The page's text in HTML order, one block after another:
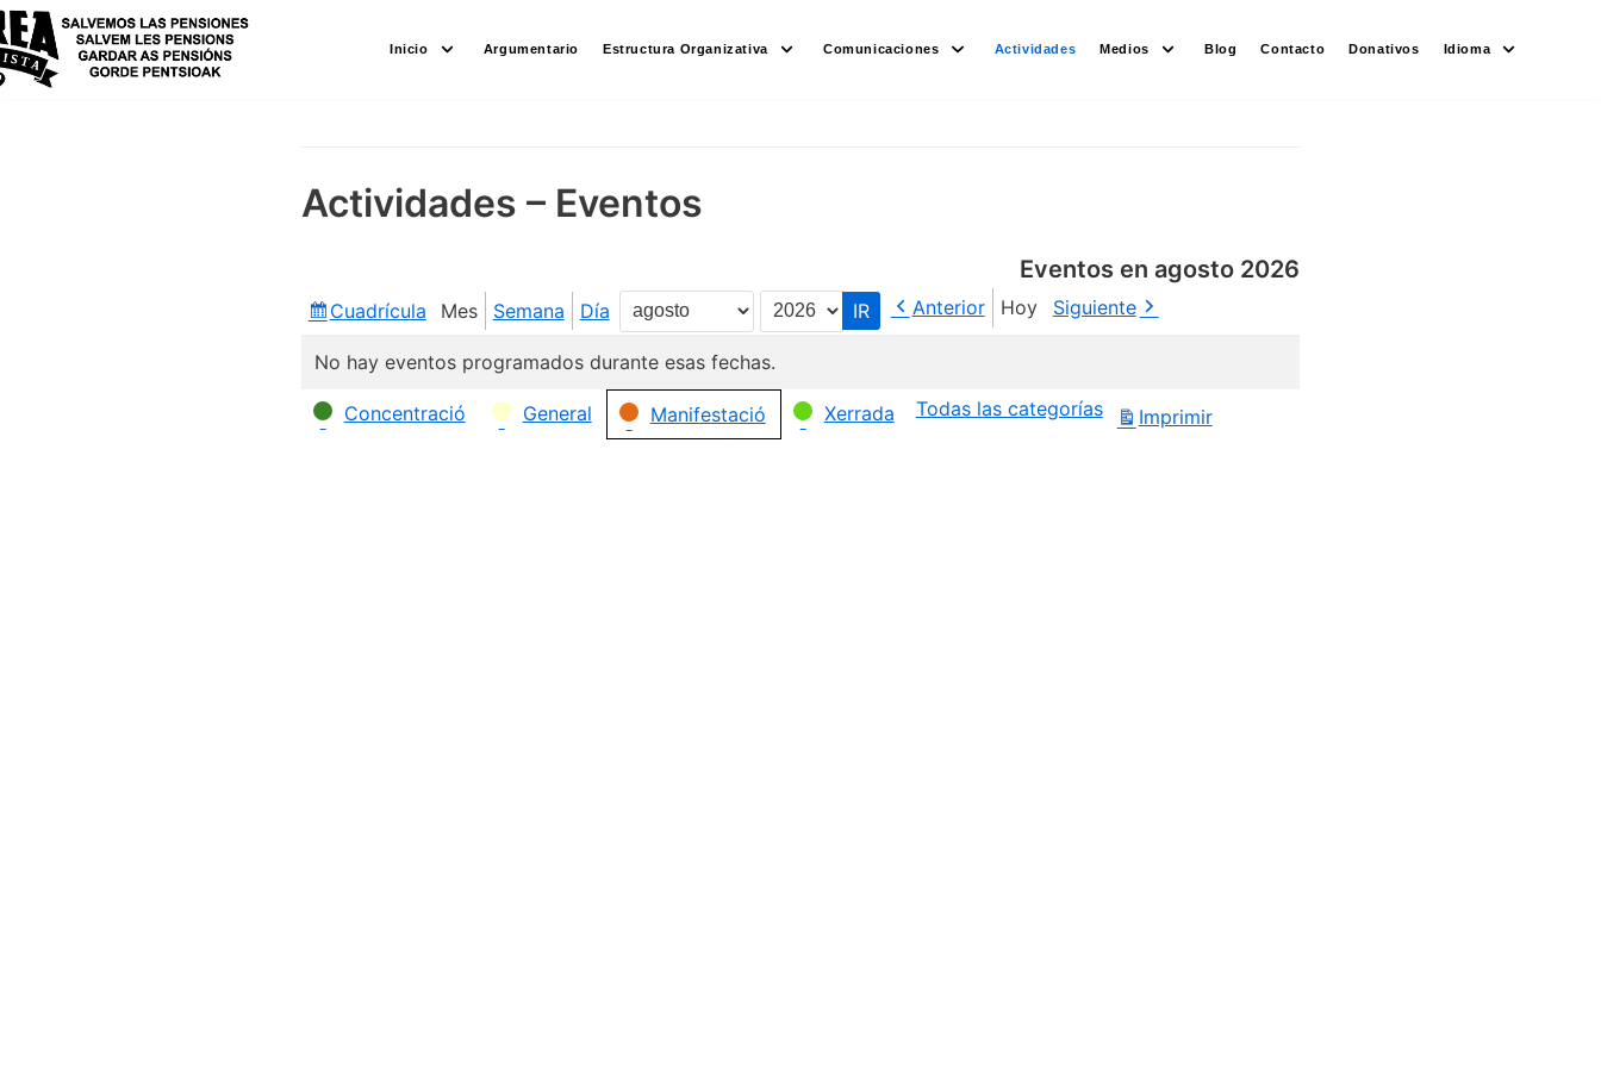
Saltar
al
contenido
Inicio Argumentario Estructura Organizativa Comunicaciones Actividades Medios Blog Contacto Donativos Idioma
Actividades – Eventos
Eventos en agosto 2026
Ver
Cuadrícula Mes Semana Día
Mes
Año
Anterior Hoy Siguiente
No hay eventos programados durante esas fechas.
Categorías
Concentració General Manifestació Xerrada Todas las categorías Imprimir